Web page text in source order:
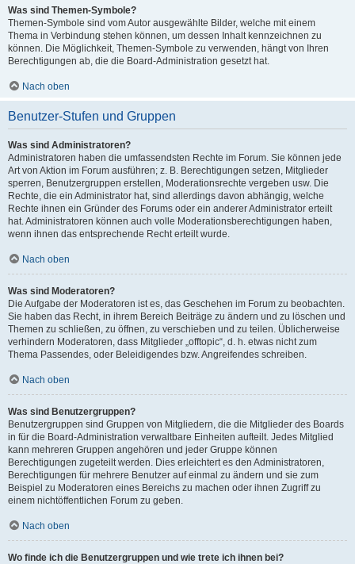
Was sind Themen-Symbole?
Themen-Symbole sind vom Autor ausgewählte Bilder, welche mit einem
Thema in Verbindung stehen können, um dessen Inhalt kennzeichnen zu
können. Die Möglichkeit, Themen-Symbole zu verwenden, hängt von Ihren
Berechtigungen ab, die die Board-Administration gesetzt hat.
Nach oben
Benutzer-Stufen und Gruppen
Was sind Administratoren?
Administratoren haben die umfassendsten Rechte im Forum. Sie können jede
Art von Aktion im Forum ausführen; z. B. Berechtigungen setzen, Mitglieder
sperren, Benutzergruppen erstellen, Moderationsrechte vergeben usw. Die
Rechte, die ein Administrator hat, sind allerdings davon abhängig, welche
Rechte ihnen ein Gründer des Forums oder ein anderer Administrator erteilt
hat. Administratoren können auch volle Moderationsberechtigungen haben,
wenn ihnen das entsprechende Recht erteilt wurde.
Nach oben
Was sind Moderatoren?
Die Aufgabe der Moderatoren ist es, das Geschehen im Forum zu beobachten.
Sie haben das Recht, in ihrem Bereich Beiträge zu ändern und zu löschen und
Themen zu schließen, zu öffnen, zu verschieben und zu teilen. Üblicherweise
verhindern Moderatoren, dass Mitglieder „offtopic“, d. h. etwas nicht zum
Thema Passendes, oder Beleidigendes bzw. Angreifendes schreiben.
Nach oben
Was sind Benutzergruppen?
Benutzergruppen sind Gruppen von Mitgliedern, die die Mitglieder des Boards
in für die Board-Administration verwaltbare Einheiten aufteilt. Jedes Mitglied
kann mehreren Gruppen angehören und jeder Gruppe können
Berechtigungen zugeteilt werden. Dies erleichtert es den Administratoren,
Berechtigungen für mehrere Benutzer auf einmal zu ändern und sie zum
Beispiel zu Moderatoren eines Bereichs zu machen oder ihnen Zugriff zu
einem nichtöffentlichen Forum zu geben.
Nach oben
Wo finde ich die Benutzergruppen und wie trete ich ihnen bei?